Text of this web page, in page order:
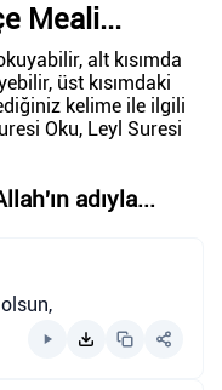
Meali...
alt kısımda
üst kısımdaki
kelime ile ilgili
Oku, Leyl Suresi
adıyla...